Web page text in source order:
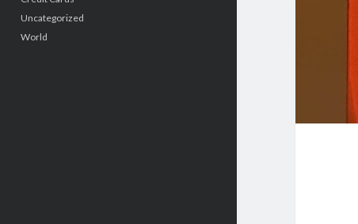
Uncategorized
World